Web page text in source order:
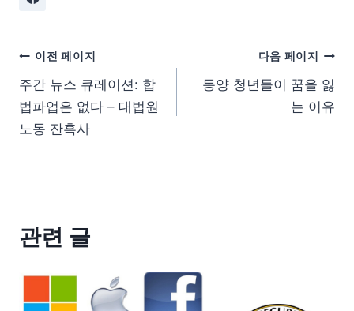
이전 페이지
주간 뉴스 큐레이션: 합
법파업은 없다 – 대법원
노동 잔혹사
다음 페이지
동양 청년들이 꿈을 잃
는 이유
관련 글